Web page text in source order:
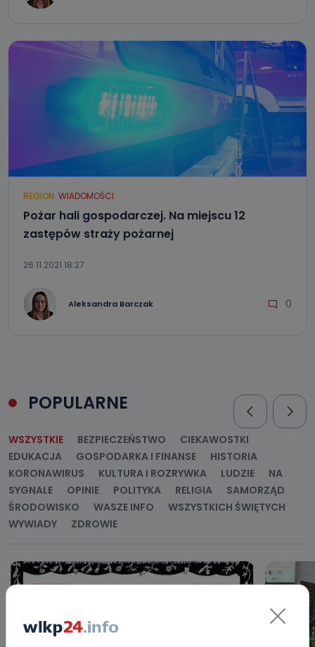
REGION WIADOMOŚCI
Pożar hali gospodarczej. Na miejscu 12
zastępów straży pożarnej
26.11.2021 18:27
Aleksandra Barczak 0
POPULARNE
WSZYSTKIE BEZPIECZEŃSTWO
CIEKAWOSTKI
EDUKACJA
GOSPODARKA I FINANSE
HISTORIA
KORONAWIRUS
KULTURA I ROZRYWKA LUDZIE
NA
SYGNALE
OPINIE POLITYKA RELIGIA
SAMORZĄD
ŚRODOWISKO
WASZE INFO
WSZYSTKICH ŚWIĘTYCH
WYWIADY
ZDROWIE